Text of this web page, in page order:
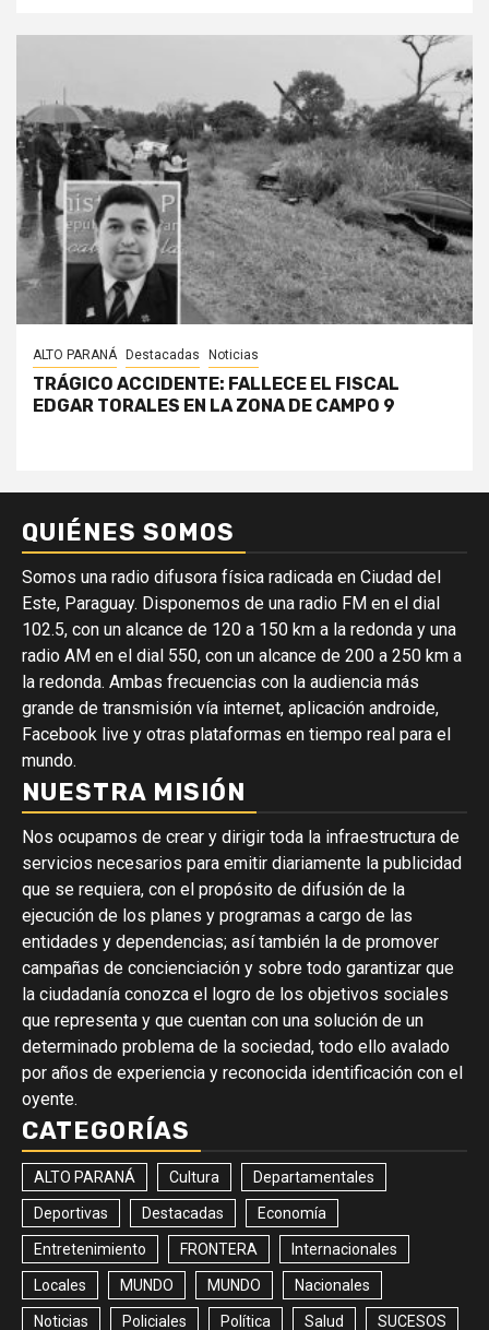
ALTO PARANÁ Destacadas Noticias
TRÁGICO ACCIDENTE: FALLECE EL FISCAL
EDGAR TORALES EN LA ZONA DE CAMPO 9
QUIÉNES SOMOS
Somos una radio difusora física radicada en Ciudad del
Este, Paraguay. Disponemos de una radio FM en el dial
102.5, con un alcance de 120 a 150 km a la redonda y una
radio AM en el dial 550, con un alcance de 200 a 250 km a
la redonda. Ambas frecuencias con la audiencia más
grande de transmisión vía internet, aplicación androide,
Facebook live y otras plataformas en tiempo real para el
mundo.
NUESTRA MISIÓN
Nos ocupamos de crear y dirigir toda la infraestructura de
servicios necesarios para emitir diariamente la publicidad
que se requiera, con el propósito de difusión de la
ejecución de los planes y programas a cargo de las
entidades y dependencias; así también la de promover
campañas de concienciación y sobre todo garantizar que
la ciudadanía conozca el logro de los objetivos sociales
que representa y que cuentan con una solución de un
determinado problema de la sociedad, todo ello avalado
por años de experiencia y reconocida identificación con el
oyente.
CATEGORÍAS
ALTO PARANÁ Cultura Departamentales
Deportivas Destacadas Economía
Entretenimiento FRONTERA Internacionales
Locales MUNDO MUNDO Nacionales
Noticias Policiales Política Salud SUCESOS